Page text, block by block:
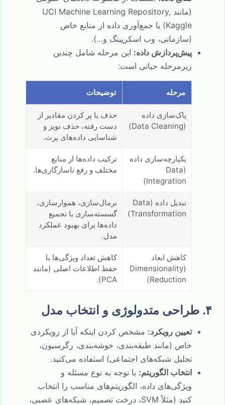
(مانند UCI Machine Learning Repository,
Kaggle) یا جمع‌آوری داده از منابع خاص
(سازمانی، وب اسکرپینگ و…).
پیش‌پردازش داده: این مرحله شامل چندین
زیرمرحله حیاتی است:
مرحله توضیحات
پاک‌سازی داده
(Data Cleaning)
حذف یا پر کردن مقادیر از
دست رفته، حذف نویز و
شناسایی داده‌های پرت.
یکپارچه‌سازی داده
(Data
Integration)
ترکیب داده‌ها از منابع
مختلف و رفع ناسازگاری‌ها.
تبدیل داده (Data
Transformation)
نرمال‌سازی، هموارسازی،
گسسته‌سازی یا تجمیع
داده‌ها برای بهبود عملکرد
مدل.
کاهش ابعاد
(Dimensionality
Reduction)
کاهش تعداد ویژگی‌ها با
حفظ اطلاعات اصلی (مانند
PCA).
۴. طراحی متدولوژی و انتخاب مدل
تعیین رویکرد: مشخص کردن اینکه آیا از رویکردی
خاص (مانند طبقه‌بندی، خوشه‌بندی، رگرسیون،
تحلیل شبکه‌های اجتماعی) استفاده می‌کنید.
انتخاب الگوریتم: با توجه به نوع مسئله و
ویژگی‌های داده، الگوریتم‌های مناسب را انتخاب
کنید (مثلاً SVM، درخت تصمیم، شبکه‌های عصبی،